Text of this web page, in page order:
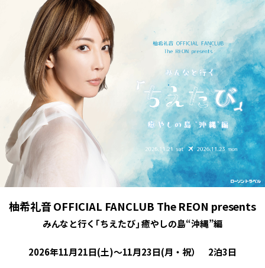
柚希礼音 OFFICIAL FANCLUB The REON presents
みんなと行く｢ちえたび｣ 癒やしの島“沖縄”編
2026年11月21日(土)～11月23日(月・祝） 2泊3日